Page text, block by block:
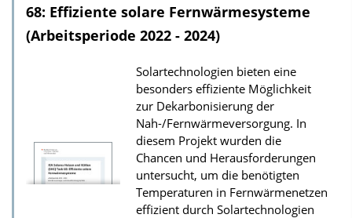
l
o
d
s
z
u
r
P
u
68: Effiziente solare Fernwärmesysteme
(Arbeitsperiode 2022 - 2024)
Solartechnologien bieten eine
besonders effiziente Möglichkeit
zur Dekarbonisierung der
Nah-/Fernwärmeversorgung. In
diesem Projekt wurden die
Chancen und Herausforderungen
untersucht, um die benötigten
Temperaturen in Fernwärmenetzen
effizient durch Solartechnologien